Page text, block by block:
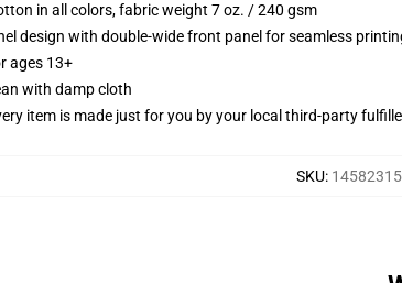
in all colors, fabric weight 7 oz. / 240 gsm
design with double-wide front panel for seamless
ages 13+
with damp cloth
item is made just for you by your local third-party
SKU: